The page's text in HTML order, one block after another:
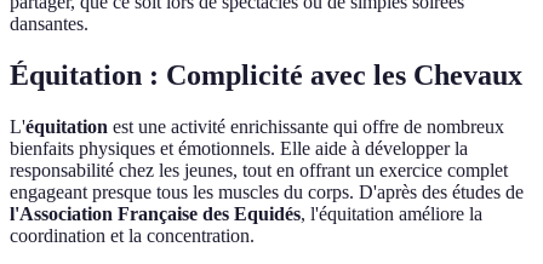
dansantes.
Équitation : Complicité avec les Chevaux
L'équitation est une activité enrichissante qui offre de nombreux
bienfaits physiques et émotionnels. Elle aide à développer la
responsabilité chez les jeunes, tout en offrant un exercice complet
engageant presque tous les muscles du corps. D'après des études de
l'Association Française des Equidés, l'équitation améliore la
coordination et la concentration.